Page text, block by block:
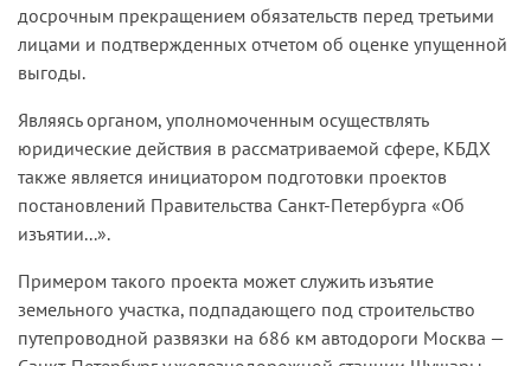
досрочным прекращением обязательств перед третьими
лицами и подтвержденных отчетом об оценке упущенной
выгоды.
Являясь органом, уполномоченным осуществлять
юридические действия в рассматриваемой сфере, КБДХ
также является инициатором подготовки проектов
постановлений Правительства Санкт-Петербурга «Об
изъятии...».
Примером такого проекта может служить изъятие
земельного участка, подпадающего под строительство
путепроводной развязки на 686 км автодороги Москва —